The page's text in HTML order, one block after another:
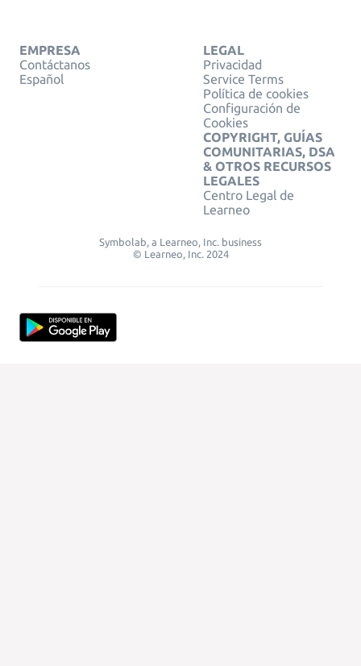
EMPRESA
Contáctanos
Español
LEGAL
Privacidad
Service Terms
Política de cookies
Configuración de
Cookies
COPYRIGHT, GUÍAS
COMUNITARIAS, DSA
& OTROS RECURSOS
LEGALES
Centro Legal de
Learneo
Symbolab, a Learneo, Inc. business
© Learneo, Inc. 2024